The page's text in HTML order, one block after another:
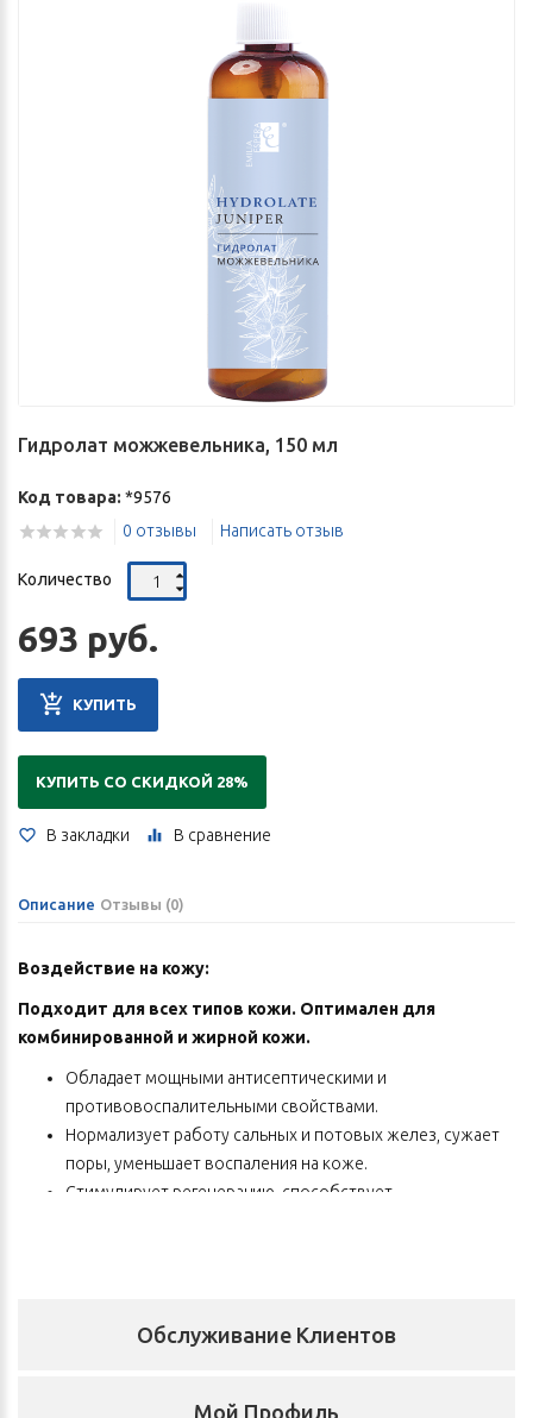
Гидролат можжевельника, 150 мл
Код товара: *9576
0 отзывы
Написать отзыв
Количество
693 руб.
КУПИТЬ
КУПИТЬ СО СКИДКОЙ 28%
В закладки В сравнение
Описание Отзывы (0)
Воздействие на кожу:
Подходит для всех типов кожи. Оптимален для
комбинированной и жирной кожи.
Обладает мощными антисептическими и
противовоспалительными свойствами.
Нормализует работу сальных и потовых желез, сужает
поры, уменьшает воспаления на коже.
Стимулирует регенерацию, способствует
им блеск и силу, помогает устранить перхоть и зуд.
Обслуживание Клиентов
Мой Профиль